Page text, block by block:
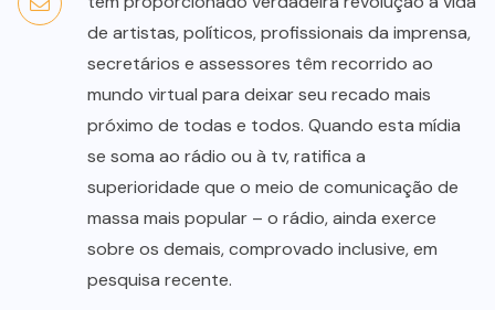
de artistas, políticos, profissionais da imprensa,
secretários e assessores têm recorrido ao
mundo virtual para deixar seu recado mais
próximo de todas e todos. Quando esta mídia
se soma ao rádio ou à tv, ratifica a
superioridade que o meio de comunicação de
massa mais popular – o rádio, ainda exerce
sobre os demais, comprovado inclusive, em
pesquisa recente.